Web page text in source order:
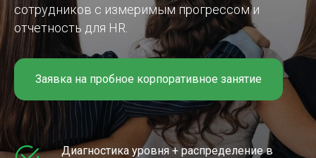
сотрудников с измеримым прогрессом и
отчетность для HR.
Заявка на пробное корпоративное занятие
Диагностика уровня + распределение в